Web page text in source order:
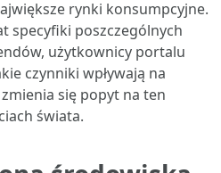
rynki konsumpcyjne.
specyfiki poszczególnych
użytkownicy portalu
czynniki wpływają na
się popyt na ten
świata.